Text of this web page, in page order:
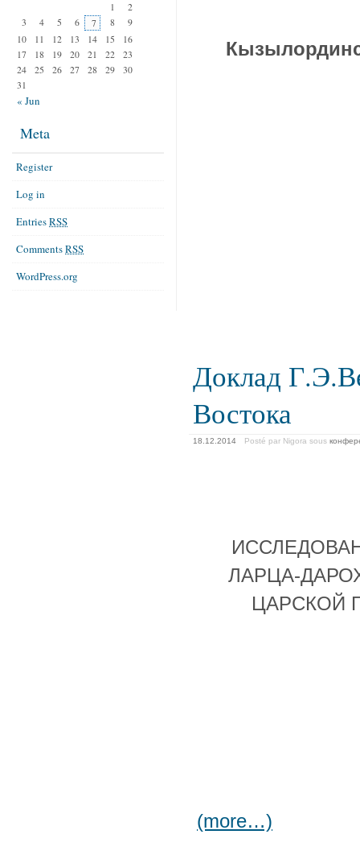
Доклад
Востока
18.12.2014 Posté par Nigora sous
ЛАРЦА-
ЦАРСКОЙ
(more…)
« Jun
1
2
3
4 5 6 7 8
9
10
11 12 13 14 15
16
17
18 19 20 21 22
23
24
25 26 27 28 29
30
31
Meta
Register
Log in
EntriesRSS
CommentsRSS
WordPress.org